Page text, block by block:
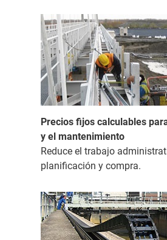
Precios fijos calculables
y el mantenimiento
Reduce el trabajo
planificación y compra.